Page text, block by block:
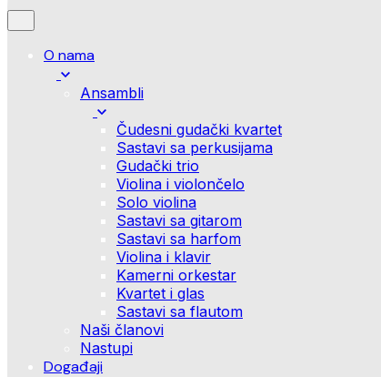
O nama
Ansambli
Čudesni gudački kvartet
Sastavi sa perkusijama
Gudački trio
Violina i violončelo
Solo violina
Sastavi sa gitarom
Sastavi sa harfom
Violina i klavir
Kamerni orkestar
Kvartet i glas
Sastavi sa flautom
Naši članovi
Nastupi
Događaji